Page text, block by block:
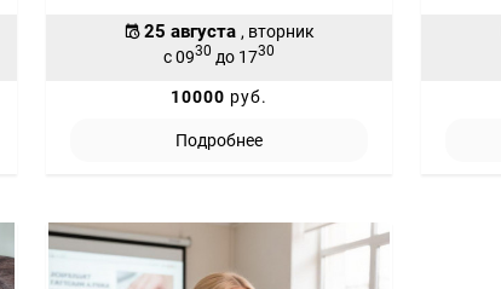
25 августа , вторник
с 0930 до 1730
10000 руб.
Подробнее